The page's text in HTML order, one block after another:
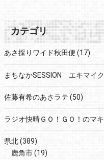
カテゴリ
あさ採りワイド秋田便 (17)
まちなかSESSION エキマイク
佐藤有希のあさラテ (50)
ラジオ快晴ＧＯ！ＧＯ！のマキ
県北(389)
鹿角市(19)